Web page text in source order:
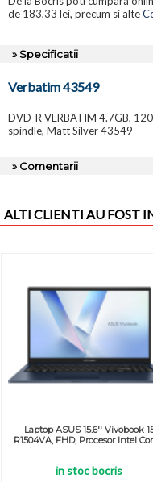
de 183,33 lei, precum si alte
» Specificatii
Verbatim 43549
DVD-R VERBATIM 4.7GB,
spindle, Matt Silver 43549
» Comentarii
ALTI CLIENTI AU FOST
Laptop ASUS 15.6'' Vivobook
R1504VA, FHD, Procesor Intel
in stoc bocris